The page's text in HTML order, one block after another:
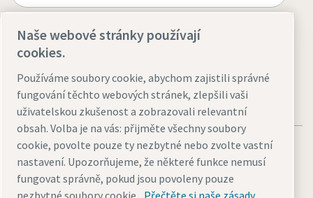
Navštivte web
Naše webové stránky používají
cookies.
Používáme soubory cookie, abychom zajistili správné
fungování těchto webových stránek, zlepšili vaši
uživatelskou zkušenost a zobrazovali relevantní
obsah. Volba je na vás: přijměte všechny soubory
cookie, povolte pouze ty nezbytné nebo zvolte vastní
nastavení. Upozorňujeme, že některé funkce nemusí
fungovat správně, pokud jsou povoleny pouze